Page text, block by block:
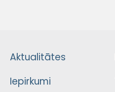
Aktualitātes
Iepirkumi